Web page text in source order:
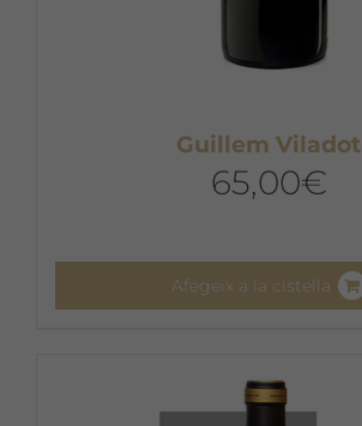
Guillem Viladot
65,00€
Afegeix a la cistella